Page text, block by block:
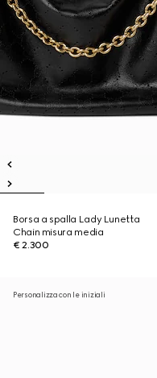
Borsa a spalla Lady Lunetta
Chain misura media
€ 2.300
Personalizza con le iniziali